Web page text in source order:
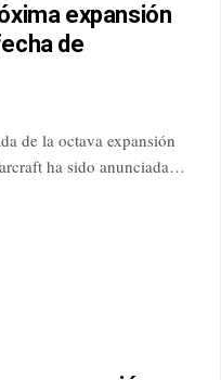
expansión
de
de la octava expansión
ha sido anunciada…